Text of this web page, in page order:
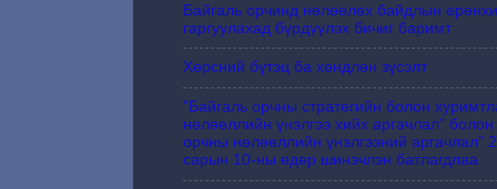
Байгаль орчинд нөлөөлөх байдлын
гаргуулахад бүрдүүлэх бичиг баримт
Хөрсний бүтэц ба хөндлөн зүсэлт
“Байгаль орчны стратегийн болон
нөлөөллийн үнэлгээ хийх аргачлал” болон
орчны нөлөөллийн үнэлгээний аргачлал”
сарын 10-ны өдөр шинэчлэн батлагдлаа